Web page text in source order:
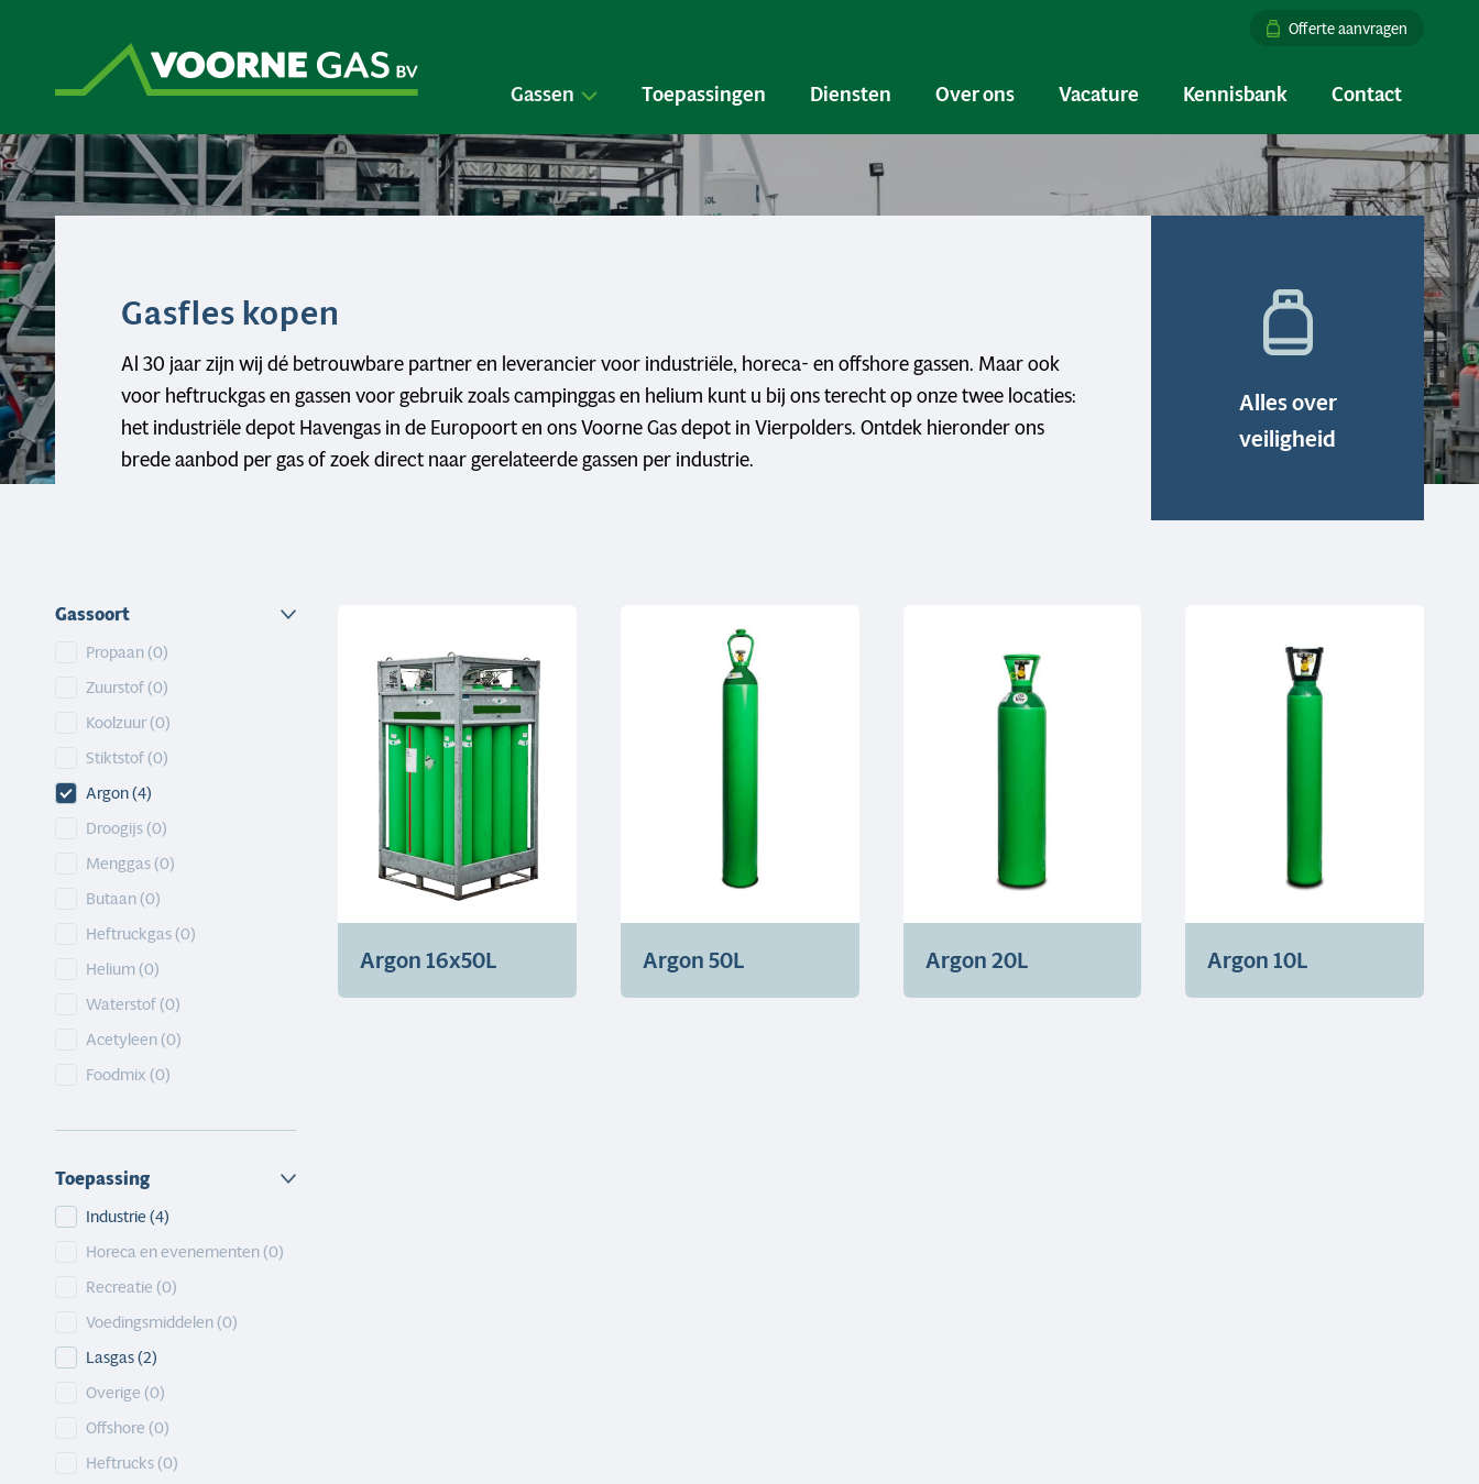
Offerte aanvragen
Gassen Toepassingen Diensten Over ons Vacature Kennisbank Contact
Gasfles kopen
Al 30 jaar zijn wij dé betrouwbare partner en leverancier voor industriële, horeca- en offshore gassen. Maar ook
voor heftruckgas en gassen voor gebruik zoals campinggas en helium kunt u bij ons terecht op onze twee locaties:
het industriële depot Havengas in de Europoort en ons Voorne Gas depot in Vierpolders. Ontdek hieronder ons
brede aanbod per gas of zoek direct naar gerelateerde gassen per industrie.
Alles over
veiligheid
Gassoort
Gassoort
Propaan(0)
Zuurstof(0)
Koolzuur(0)
Stiktstof(0)
Argon(4)
Droogijs(0)
Menggas(0)
Butaan(0)
Heftruckgas(0)
Helium(0)
Waterstof(0)
Acetyleen(0)
Foodmix(0)
Toepassing
Toepassing
Industrie(4)
Horeca en evenementen(0)
Recreatie(0)
Voedingsmiddelen(0)
Lasgas(2)
Overige(0)
Offshore(0)
Heftrucks(0)
Argon 16x50L Argon 50L Argon 20L Argon 10L